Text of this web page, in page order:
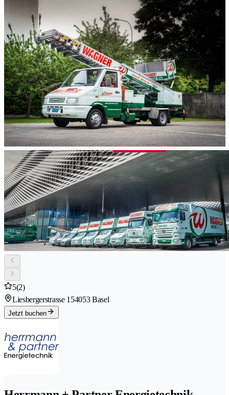
5(2)
Liesbergerstrasse 154053 Basel
Jetzt buchen